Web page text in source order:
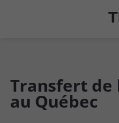
Transfert de
au Québec